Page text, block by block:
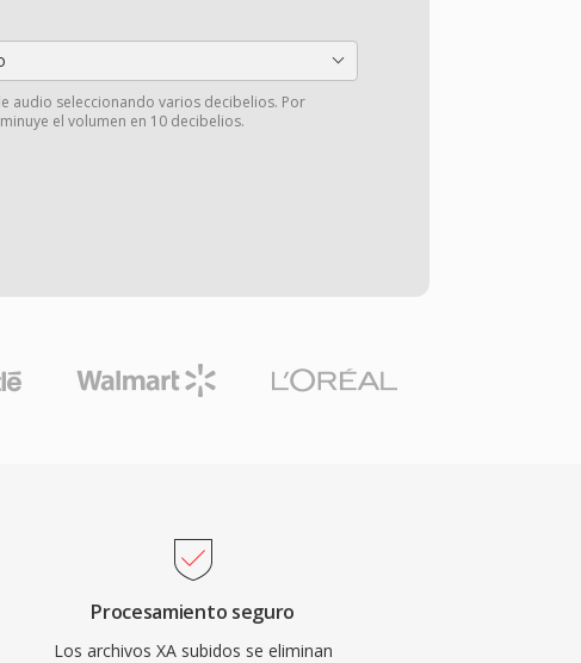
audio seleccionando varios decibelios. Por
el volumen en 10 decibelios.
Procesamiento seguro
Los archivos XA subidos se eliminan